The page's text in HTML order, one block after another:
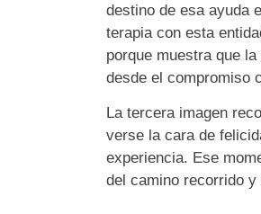
destino de esa ayuda
terapia con esta
porque muestra que
desde el compromiso
La tercera imagen
verse la cara de
experiencia. Ese
del camino recorrido